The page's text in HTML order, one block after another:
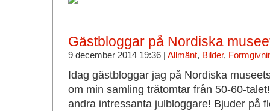
Gästbloggar på Nordiska
9 december 2014 19:36 | Allmänt, Bilder,
Idag gästbloggar jag på Nordiska
om min samling trätomtar från 50-60-
andra intressanta julbloggare! Bjuder på